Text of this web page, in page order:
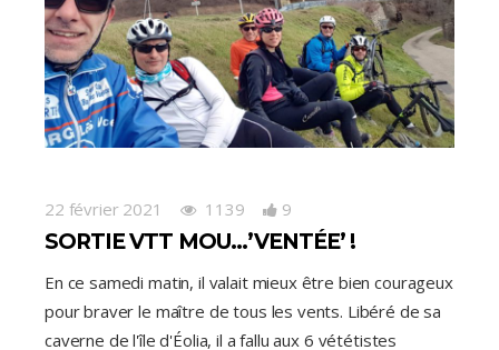
22 février 2021 1139 9
SORTIE VTT MOU…’VENTÉE’ !
En ce samedi matin, il valait mieux être bien courageux
pour braver le maître de tous les vents. Libéré de sa
caverne de l'île d'Éolia, il a fallu aux 6 vététistes